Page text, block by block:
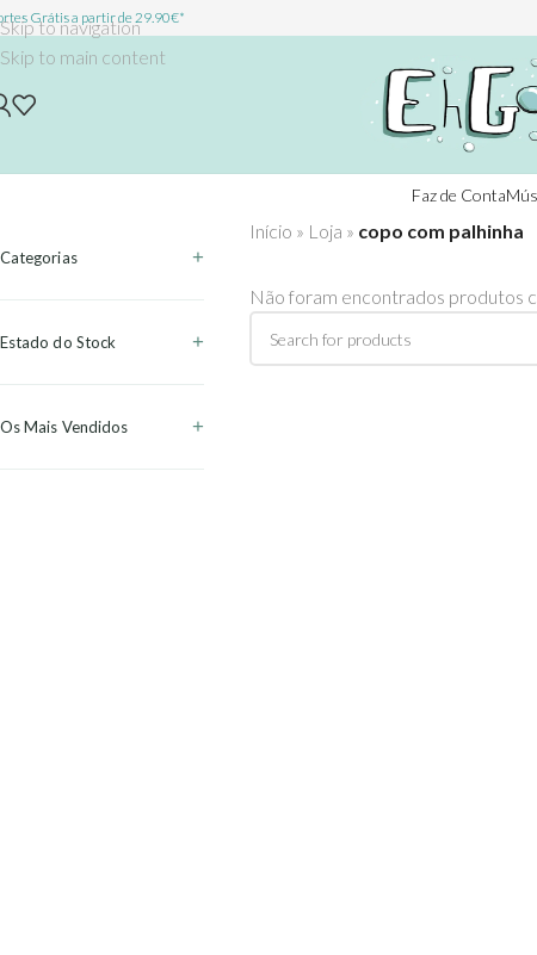
Skip to navigation
Skip to main content
Grátis a partir de 29.90€*
Faz de Conta
Categorias
Estado do Stock
Os Mais Vendidos
Início » Loja » copo com palhinha
Não foram encontrados produtos